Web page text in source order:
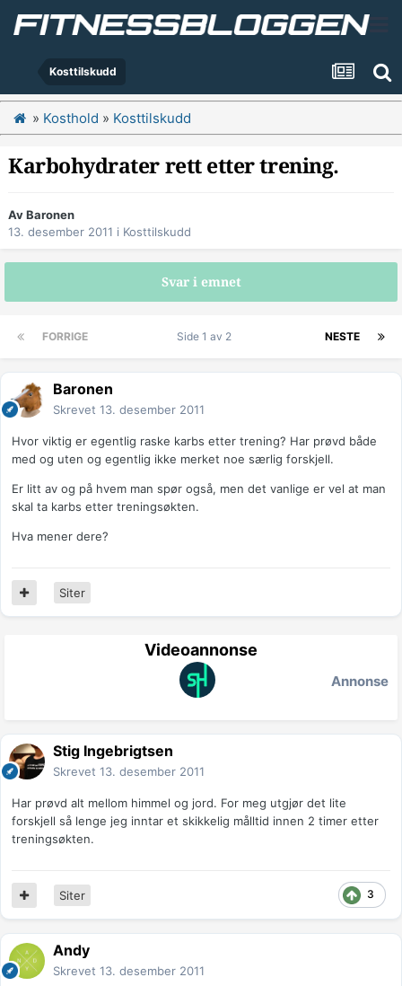
Kosttilskudd
» Kosthold » Kosttilskudd
Karbohydrater rett etter trening.
AvBaronen
13. desember 2011 i Kosttilskudd
Svar i emnet
FORRIGE NESTE
Side 1 av 2
Baronen
Skrevet 13. desember 2011
Hvor viktig er egentlig raske karbs etter trening? Har prøvd både
med og uten og egentlig ikke merket noe særlig forskjell.
Er litt av og på hvem man spør også, men det vanlige er vel at man
skal ta karbs etter treningsøkten.
Hva mener dere?
Siter
Videoannonse
Annonse
Stig Ingebrigtsen
Skrevet 13. desember 2011
Har prøvd alt mellom himmel og jord. For meg utgjør det lite
forskjell så lenge jeg inntar et skikkelig målltid innen 2 timer etter
treningsøkten.
3
Siter
Andy
Skrevet 13. desember 2011